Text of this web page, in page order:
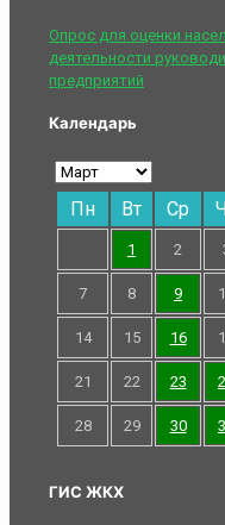
Опрос для оценки
деятельности
предприятий
Календарь
Пн Вт Ср
1 2
7 8 9
14 15 16
21 22 23
28 29 30
ГИС ЖКХ